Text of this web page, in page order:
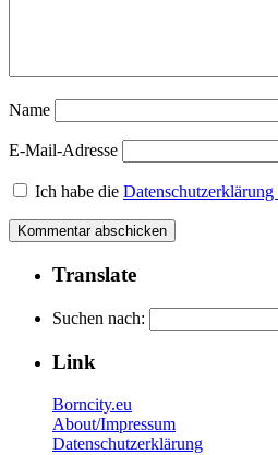
Name
E-Mail-Adresse
Ich habe die Datenschutzerklärung
Translate
Suchen nach:
Link
Borncity.eu
About/Impressum
Datenschutzerklärung